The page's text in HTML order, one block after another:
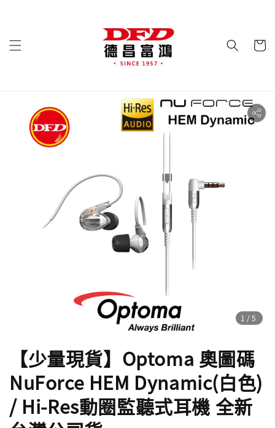
1 /5
【少量現貨】Optoma 奧圖碼
NuForce HEM Dynamic(白色)
/ Hi-Res動圈監聽式耳機 全新